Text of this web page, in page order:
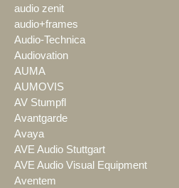
audio zenit
audio+frames
Audio-Technica
Audiovation
AUMA
AUMOVIS
AV Stumpfl
Avantgarde
Avaya
AVE Audio Stuttgart
AVE Audio Visual Equipment
Aventem